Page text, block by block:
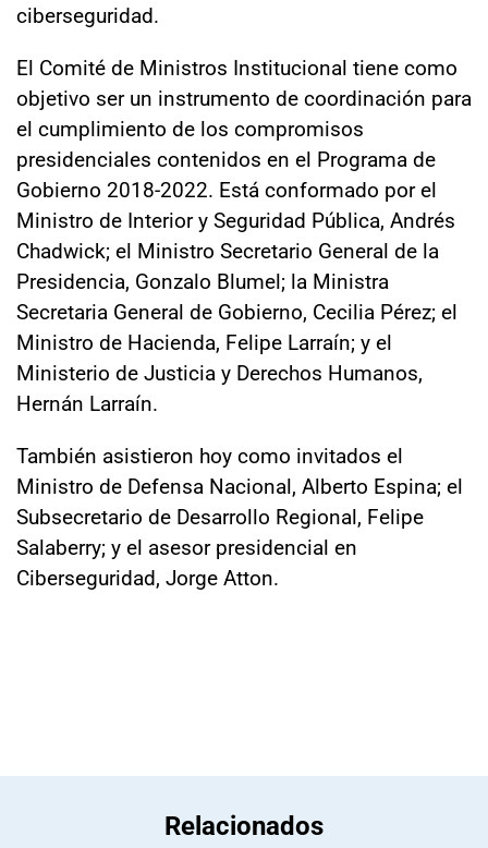
ciberseguridad.
El Comité de Ministros Institucional tiene como
objetivo ser un instrumento de coordinación para
el cumplimiento de los compromisos
presidenciales contenidos en el Programa de
Gobierno 2018-2022. Está conformado por el
Ministro de Interior y Seguridad Pública, Andrés
Chadwick; el Ministro Secretario General de la
Presidencia, Gonzalo Blumel; la Ministra
Secretaria General de Gobierno, Cecilia Pérez; el
Ministro de Hacienda, Felipe Larraín; y el
Ministerio de Justicia y Derechos Humanos,
Hernán Larraín.
También asistieron hoy como invitados el
Ministro de Defensa Nacional, Alberto Espina; el
Subsecretario de Desarrollo Regional, Felipe
Salaberry; y el asesor presidencial en
Ciberseguridad, Jorge Atton.
Relacionados